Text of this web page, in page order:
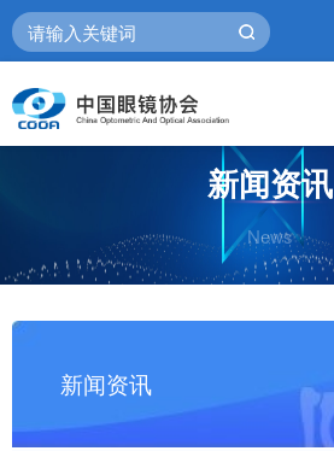
新闻资讯
News
新闻资讯